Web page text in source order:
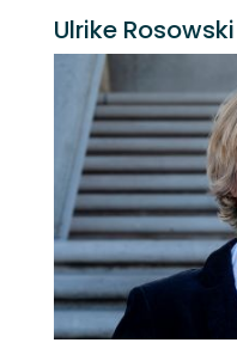
Ulrike Rosowski